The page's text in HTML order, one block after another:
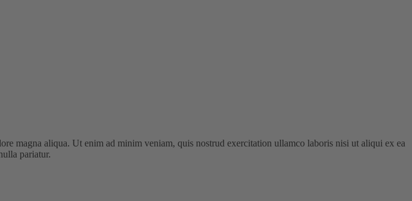
magna aliqua. Ut enim ad minim veniam, quis nostrud exercitation ullamco laboris nisi ut aliqui ex ea
pariatur.